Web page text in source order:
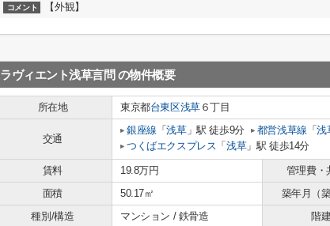
コメント 【外観】
ラヴィエント浅草言問 の物件概要
所在地 東京都台東区浅草６丁目
交通
銀座線 「浅草」駅 徒歩9分 都営浅草線 「浅
つくばエクスプレス 「浅草」駅 徒歩14分
賃料 19.8万円 管理費・
面積
50.17㎡ 築年月（築
種別/構造
マンション / 鉄骨造 階建